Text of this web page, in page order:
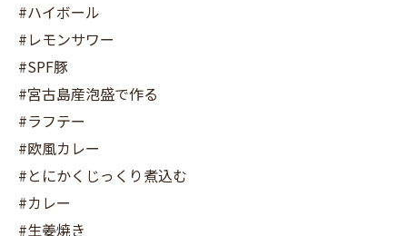
#ハイボール
#レモンサワー
#SPF豚
#宮古島産泡盛で作る
#ラフテー
#欧風カレー
#とにかくじっくり煮込む
#カレー
#生姜焼き